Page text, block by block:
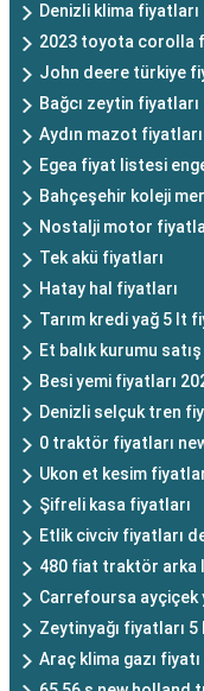
Denizli klima fiyatları
2023 toyota corolla
John deere türkiye
Bağcı zeytin fiyatları
Aydın mazot fiyatları
Egea fiyat listesi
Bahçeşehir koleji
Nostalji motor
Tek akü fiyatları
Hatay hal fiyatları
Tarım kredi yağ 5 lt
Et balık kurumu
Besi yemi fiyatları
Denizli selçuk tren
0 traktör fiyatları
Ukon et kesim
Şifreli kasa fiyatları
Etlik civciv fiyatları
480 fiat traktör arka
Carrefoursa ayçiçek
Zeytinyağı fiyatları 5
Araç klima gazı